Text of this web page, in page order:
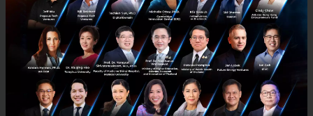
E-mail :contact@techsauce.co
Tel : 02-001-5375